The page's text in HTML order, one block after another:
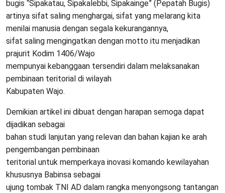
bugis “Sipakatau, Sipakalebbi, Sipakainge” (Pepatah Bugis)
artinya sifat saling menghargai, sifat yang melarang kita
menilai manusia dengan segala kekurangannya,
sifat saling mengingatkan dengan motto itu menjadikan
prajurit Kodim 1406/Wajo
mempunyai kebanggaan tersendiri dalam melaksanakan
pembinaan teritorial di wilayah
Kabupaten Wajo.
Demikian artikel ini dibuat dengan harapan semoga dapat
dijadikan sebagai
bahan studi lanjutan yang relevan dan bahan kajian ke arah
pengembangan pembinaan
teritorial untuk memperkaya inovasi komando kewilayahan
khususnya Babinsa sebagai
ujung tombak TNI AD dalam rangka menyongsong tantangan